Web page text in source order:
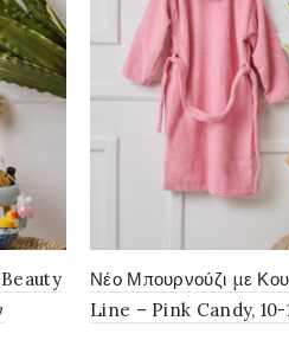
Νέο Μπουρνούζι με
Line – Pink Candy, 10-